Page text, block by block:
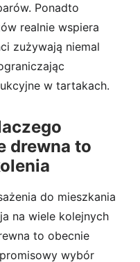
Ponadto
realnie wspiera
zużywają niemal
w tartakach.
drewna to
do mieszkania
na wiele kolejnych
to obecnie
wybór